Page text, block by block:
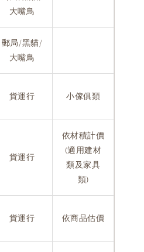
大嘴鳥
郵局/黑貓/
大嘴鳥
貨運行 小傢俱類
貨運行
依材積計價
(適用建材
類及家具
類)
貨運行 依商品估價